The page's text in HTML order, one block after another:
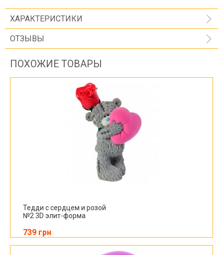
ХАРАКТЕРИСТИКИ
ОТЗЫВЫ
ПОХОЖИЕ ТОВАРЫ
Тедди с сердцем и розой
№2 3D элит-форма
739 грн